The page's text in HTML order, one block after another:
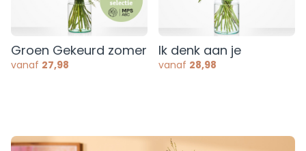
Groen Gekeurd zomer
vanaf 27,98
Ik denk aan je
vanaf 28,98